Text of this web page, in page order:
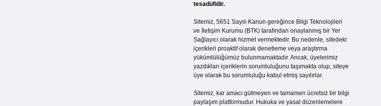
tesadüfidir.
Sitemiz, 5651 Sayılı Kanun gereğince Bilgi Teknolojileri
ve İletişim Kurumu (BTK) tarafından onaylanmış bir Yer
Sağlayıcı olarak hizmet vermektedir. Bu nedenle, sitedeki
içerikleri proaktif olarak denetleme veya araştırma
yükümlülüğümüz bulunmamaktadır. Ancak, üyelerimiz
yazdıkları içeriklerin sorumluluğunu taşımakta olup, siteye
üye olarak bu sorumluluğu kabul etmiş sayılırlar.
Sitemiz, kar amacı gütmeyen ve tamamen ücretsiz bir bilgi
paylaşım platformudur. Hukuka ve yasal düzenlemelere